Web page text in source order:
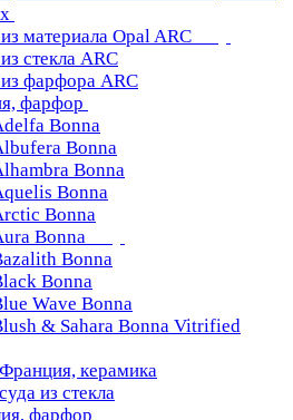
материала Opal ARC
стекла ARC
фарфора ARC
фарфор
Bonna
Bonna
Bonna
Bonna
Bonna
Bonna
Bonna
Bonna
Wave Bonna
& Sahara Bonna Vitrified
керамика
из стекла
фарфор